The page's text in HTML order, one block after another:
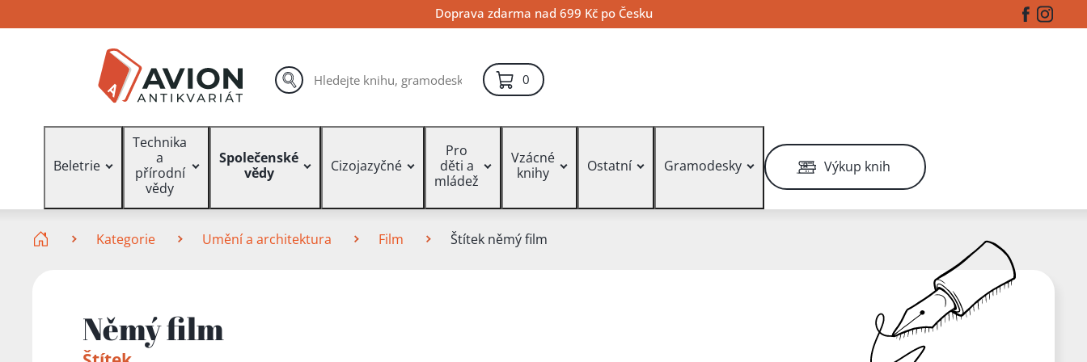
na
na
na
Doprava zdarma nad 699 Kč po Česku Facebook
Vyhledávání hledat
0položek – košík
Beletrie
Technika
a
přírodní
vědy
Společenské
vědy
Cizojazyčné
Pro
děti a
mládež
Vzácné
knihy
Ostatní Gramodesky Výkup knih
Kategorie Umění a architektura Film Štítek němý film
Němý film